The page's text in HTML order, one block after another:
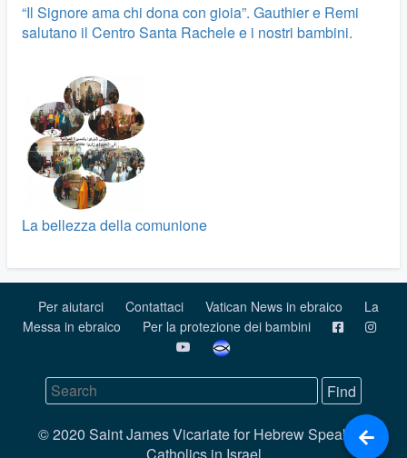
“Il Signore ama chi dona con gioia”. Gauthier e Remi
salutano il Centro Santa Rachele e i nostri bambini.
La bellezza della comunione
Per aiutarci Contattaci Vatican News in ebraico
La
Messa in ebraico
Per la protezione dei bambini
© 2020 Saint James Vicariate for Hebrew Speaking